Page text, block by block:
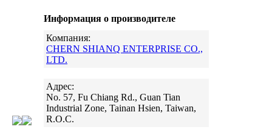
Информация о производителе
Компания:
CHERN SHIANQ ENTERPRISE CO.,
LTD.
Адрес:
No. 57, Fu Chiang Rd., Guan Tian
Industrial Zone, Tainan Hsien, Taiwan,
R.O.C.